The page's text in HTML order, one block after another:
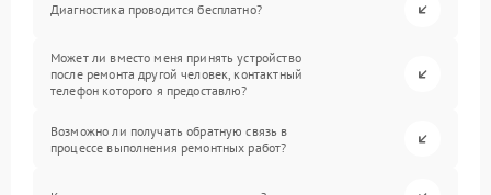
Диагностика проводится бесплатно?
Может ли вместо меня принять устройство
после ремонта другой человек, контактный
телефон которого я предоставлю?
Возможно ли получать обратную связь в
процессе выполнения ремонтных работ?